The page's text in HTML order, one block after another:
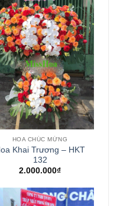
HOA CHÚC MỪNG
Khai Trương – HKT
132
2.000.000₫